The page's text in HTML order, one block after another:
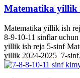
Matematika yillik
Matematika yillik ish
8-9-10-11 sinflar
yillik ish reja 5-sinf
yillik 2024-2025 7-